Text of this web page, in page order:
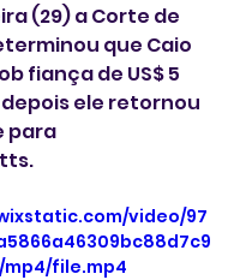
(29) a Corte de
que Caio
fiança de US$ 5
depois ele retornou
para
video/97
file.mp4